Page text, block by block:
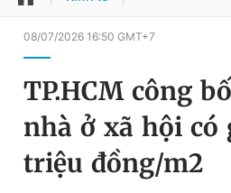
QUẢNG CÁO
Chuyên mục
Chuyên mục khác
Đổi mật khẩu
Tin đã lưu
Tin đã xem
08/07/2026 16:50 GMT+7
TP.HCM công
nhà ở xã hội có
triệu đồng/m2